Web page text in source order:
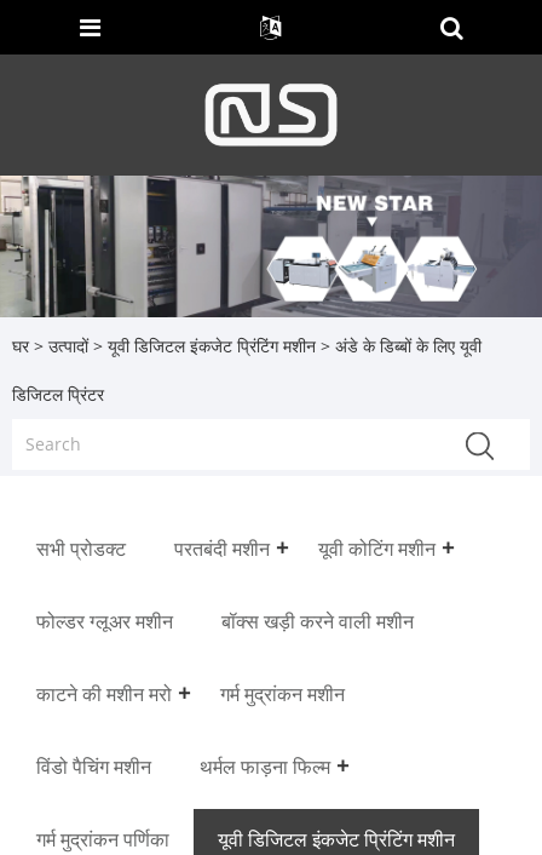
घर > उत्पादों> यूवी डिजिटल इंकजेट प्रिंटिंग मशीन > अंडे के डिब्बों के लिए यूवी
डिजिटल प्रिंटर
सभी प्रोडक्ट परतबंदी मशीन यूवी कोटिंग मशीन
फोल्डर ग्लूअर मशीन बॉक्स खड़ी करने वाली मशीन
काटने की मशीन मरो गर्म मुद्रांकन मशीन
विंडो पैचिंग मशीन थर्मल फाड़ना फिल्म
गर्म मुद्रांकन पर्णिका यूवी डिजिटल इंकजेट प्रिंटिंग मशीन